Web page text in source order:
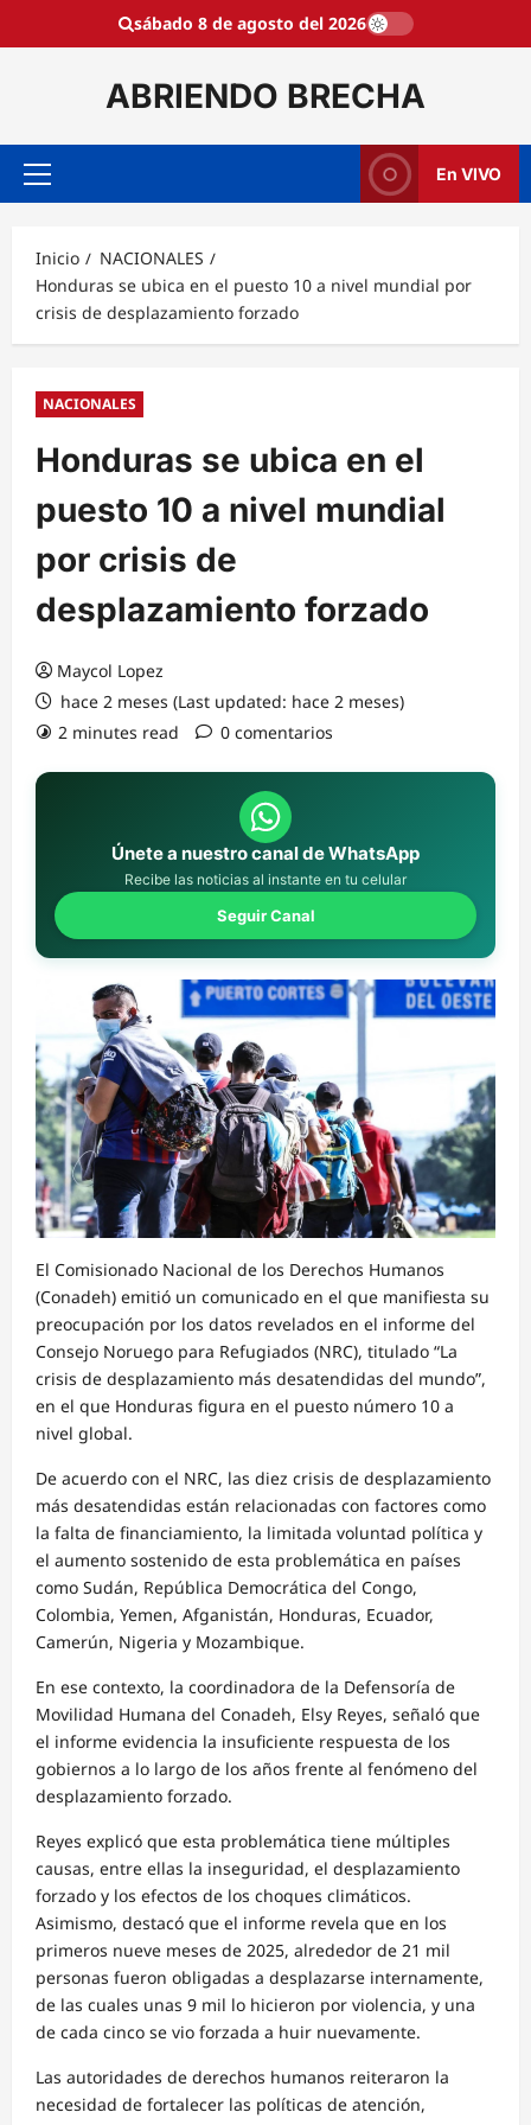
sábado 8 de agosto del 2026
ABRIENDO BRECHA
Menú
En VIVO
Inicio
NACIONALES
Honduras se ubica en el puesto 10 a nivel mundial por
crisis de desplazamiento forzado
NACIONALES
Honduras se ubica en el
puesto 10 a nivel mundial
por crisis de
desplazamiento forzado
Maycol Lopez
hace 2 meses (Last updated: hace 2 meses)
2 minutes read
0 comentarios
Únete a nuestro canal de WhatsApp
Recibe las noticias al instante en tu celular
Seguir Canal
El Comisionado Nacional de los Derechos Humanos
(Conadeh) emitió un comunicado en el que manifiesta su
preocupación por los datos revelados en el informe del
Consejo Noruego para Refugiados (NRC), titulado “La
crisis de desplazamiento más desatendidas del mundo”,
en el que Honduras figura en el puesto número 10 a
nivel global.
De acuerdo con el NRC, las diez crisis de desplazamiento
más desatendidas están relacionadas con factores como
la falta de financiamiento, la limitada voluntad política y
el aumento sostenido de esta problemática en países
como Sudán, República Democrática del Congo,
Colombia, Yemen, Afganistán, Honduras, Ecuador,
Camerún, Nigeria y Mozambique.
En ese contexto, la coordinadora de la Defensoría de
Movilidad Humana del Conadeh, Elsy Reyes, señaló que
el informe evidencia la insuficiente respuesta de los
gobiernos a lo largo de los años frente al fenómeno del
desplazamiento forzado.
Reyes explicó que esta problemática tiene múltiples
causas, entre ellas la inseguridad, el desplazamiento
forzado y los efectos de los choques climáticos.
Asimismo, destacó que el informe revela que en los
primeros nueve meses de 2025, alrededor de 21 mil
personas fueron obligadas a desplazarse internamente,
de las cuales unas 9 mil lo hicieron por violencia, y una
de cada cinco se vio forzada a huir nuevamente.
Las autoridades de derechos humanos reiteraron la
necesidad de fortalecer las políticas de atención,